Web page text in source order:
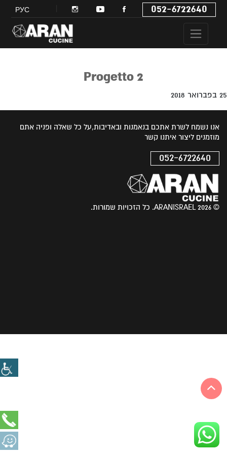
РУС 052-6722640
Progetto 2
25 בפברואר 2018
אנו נשמח לשרת אתכם בנאמנות ובאדיבות,על כל שאלה ופניה אתם
מוזמנים ליצור איתנו קשר
052-6722640
© 2026 ARANISRAEL. כל הזכויות שמורות.